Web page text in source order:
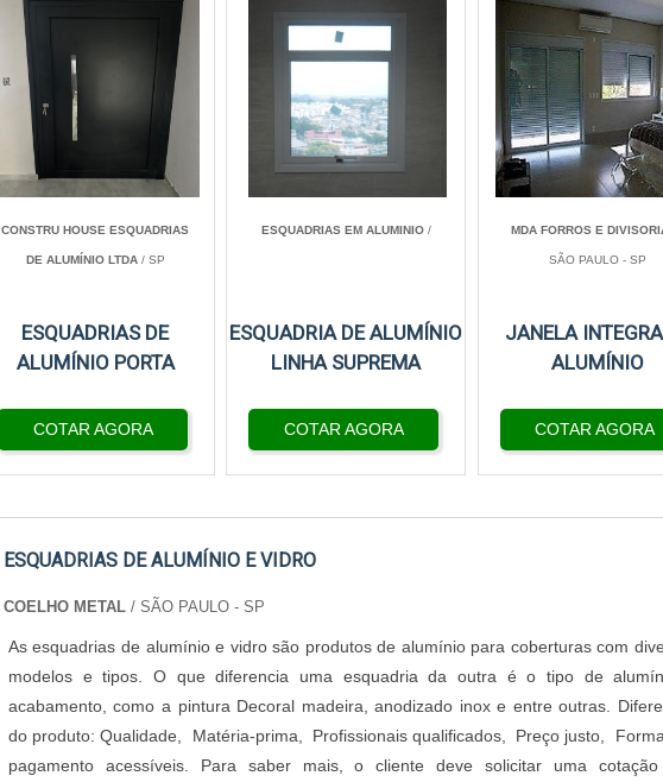
CONSTRU HOUSE ESQUADRIAS
DE ALUMÍNIO LTDA/ SP
ESQUADRIAS DE
ALUMÍNIO PORTA
COTAR AGORA
ESQUADRIAS EM ALUMINIO/
ESQUADRIA DE ALUMÍNIO
LINHA SUPREMA
COTAR AGORA
MDA FORROS E
SÃO PAULO - SP
JANELA
ALUMÍNIO
COTAR AGORA
ESQUADRIAS DE ALUMÍNIO E VIDRO
COELHO METAL / SÃO PAULO - SP
As esquadrias de alumínio e vidro são produtos de alumínio para coberturas com
modelos e tipos. O que diferencia uma esquadria da outra é o tipo de
acabamento, como a pintura Decoral madeira, anodizado inox e entre outras.
do produto: Qualidade, Matéria-prima, Profissionais qualificados, Preço justo,
pagamento acessíveis. Para saber mais, o cliente deve solicitar uma